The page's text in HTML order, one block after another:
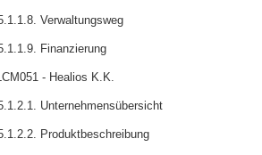
Verwaltungsweg
Finanzierung
- Healios K.K.
Unternehmensübersicht
Produktbeschreibung